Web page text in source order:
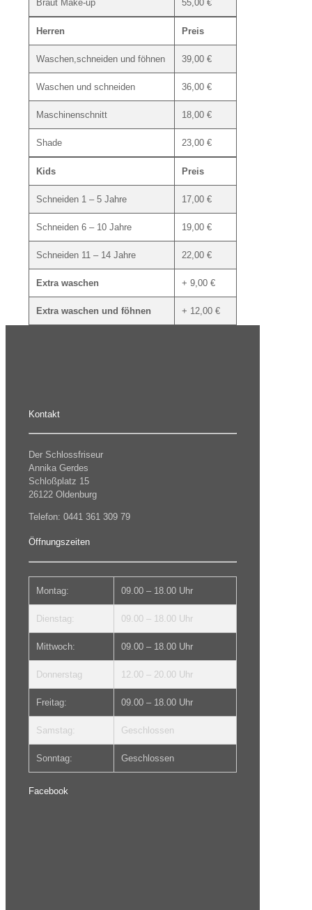
Braut Make-up 55,00 €
Herren Preis
Waschen,schneiden und föhnen 39,00 €
Waschen und schneiden 36,00 €
Maschinenschnitt 18,00 €
Shade 23,00 €
Kids Preis
Schneiden 1 – 5 Jahre 17,00 €
Schneiden 6 – 10 Jahre 19,00 €
Schneiden 11 – 14 Jahre 22,00 €
Extra waschen + 9,00 €
Extra waschen und föhnen + 12,00 €
Kontakt
Der Schlossfriseur
Annika Gerdes
Schloßplatz 15
26122 Oldenburg
Telefon: 0441 361 309 79
Öffnungszeiten
Montag: 09.00 – 18.00 Uhr
Dienstag: 09.00 – 18.00 Uhr
Mittwoch: 09.00 – 18.00 Uhr
Donnerstag 12.00 – 20.00 Uhr
Freitag: 09.00 – 18.00 Uhr
Samstag: Geschlossen
Sonntag: Geschlossen
Facebook